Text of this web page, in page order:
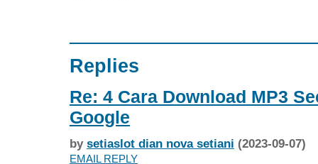
Replies
Re: 4 Cara Download MP3
Google
by setiaslot dian nova setiani (2023-09-07)
EMAIL REPLY